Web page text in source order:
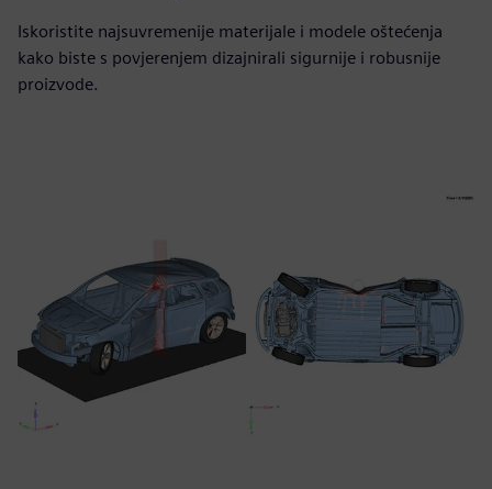
Iskoristite najsuvremenije materijale i modele oštećenja
kako biste s povjerenjem dizajnirali sigurnije i robusnije
proizvode.